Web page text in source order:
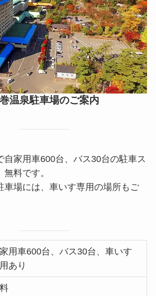
温泉駐車場のご案内
自家用車600台、バス30台の駐車ス
料です。
車場には、車いす専用の場所もご
用車600台、バス30台、車いす
あり